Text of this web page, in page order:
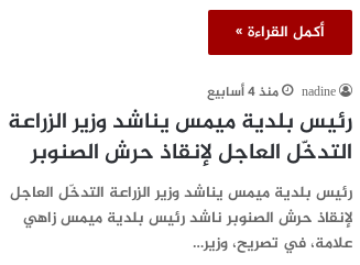
أكمل القراءة »
nadine منذ 4 أسابيع
رئيس بلدية ميمس يناشد وزير الزراعة
التدخّل العاجل لإنقاذ حرش الصنوبر
رئيس بلدية ميمس يناشد وزير الزراعة التدخّل العاجل
لإنقاذ حرش الصنوبر ناشد رئيس بلدية ميمس زاهي
علامة، في تصريح، وزير…